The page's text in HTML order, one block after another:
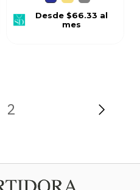
Desde$66.33 al
mes
2